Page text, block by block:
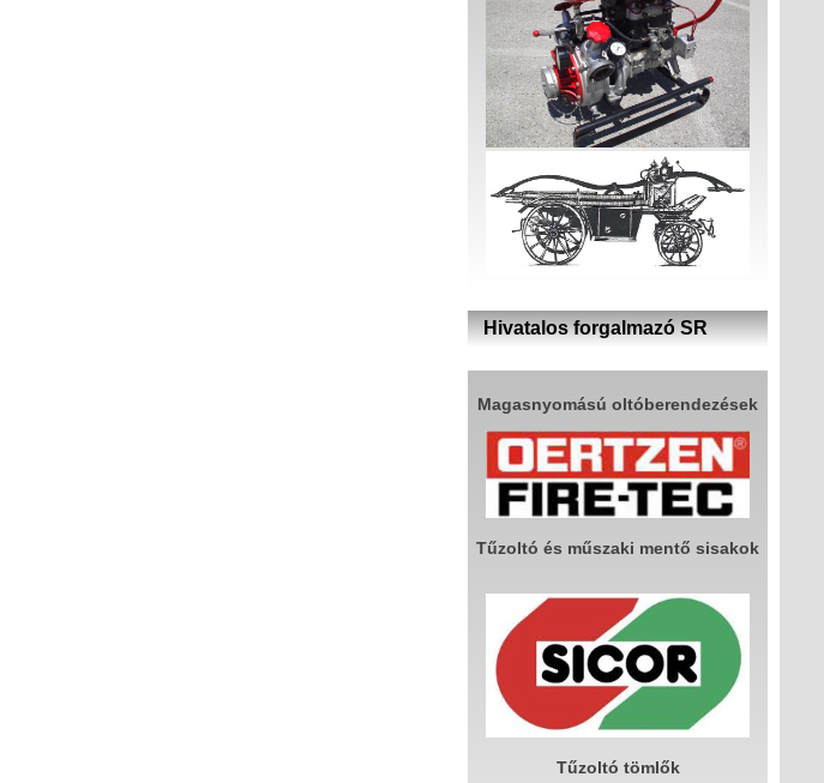
Hivatalos forgalmazó SR
Magasnyomású oltóberendezések
Tűzoltó és műszaki mentő sisakok
Tűzoltó tömlők